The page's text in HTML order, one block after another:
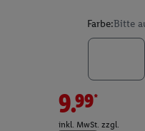
Farbe:Bitte
9.99*
inkl. MwSt. zzgl.